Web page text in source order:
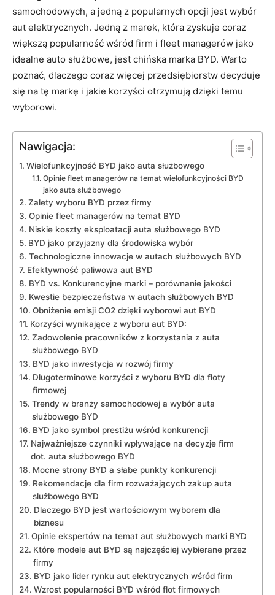
samochodowych, a jedną z ⁢popularnych opcji⁣ jest wybór
aut elektrycznych. Jedną z marek, która zyskuje ​coraz
większą popularność⁣ wśród firm i fleet managerów jako
idealne​ auto służbowe, jest chińska marka BYD. Warto
poznać, dlaczego coraz⁢ więcej przedsiębiorstw ‍decyduje‍
się na tę‌ markę i jakie​ korzyści otrzymują dzięki temu
wyborowi.
Nawigacja:
Wielofunkcyjność BYD jako auta służbowego
Opinie ⁢fleet⁣ managerów na ‌temat wielofunkcyjności BYD
jako ‍auta służbowego
Zalety wyboru BYD przez firmy
Opinie fleet managerów na temat​ BYD
Niskie koszty eksploatacji auta służbowego ‍BYD
BYD jako przyjazny dla środowiska‍ wybór
Technologiczne innowacje w autach służbowych BYD
Efektywność paliwowa ‍aut BYD
BYD vs. Konkurencyjne ‌marki – porównanie jakości
Kwestie bezpieczeństwa w autach​ służbowych ⁣BYD
Obniżenie emisji CO2 dzięki⁢ wyborowi aut BYD
Korzyści wynikające⁤ z⁢ wyboru aut BYD:
Zadowolenie pracowników z⁢ korzystania z auta
służbowego BYD
BYD jako inwestycja w rozwój firmy
Długoterminowe korzyści z ​wyboru⁣ BYD dla floty
firmowej
Trendy w branży samochodowej a wybór auta⁣
służbowego BYD
BYD jako symbol prestiżu wśród konkurencji
Najważniejsze⁣ czynniki ⁤wpływające na decyzje firm
dot. auta służbowego BYD
Mocne ​strony BYD a ‍słabe ‌punkty⁤ konkurencji
Rekomendacje dla firm rozważających zakup auta
służbowego‌ BYD
Dlaczego BYD⁢ jest wartościowym wyborem ⁣dla
biznesu
Opinie ekspertów na temat aut⁢ służbowych marki BYD
Które ‍modele aut BYD są najczęściej wybierane przez
⁢firmy
BYD jako⁢ lider rynku aut elektrycznych wśród ​firm
Wzrost popularności⁢ BYD wśród flot⁤ firmowych